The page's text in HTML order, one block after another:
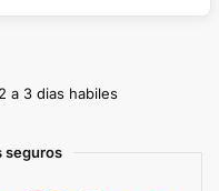
a 3 dias habiles
seguros